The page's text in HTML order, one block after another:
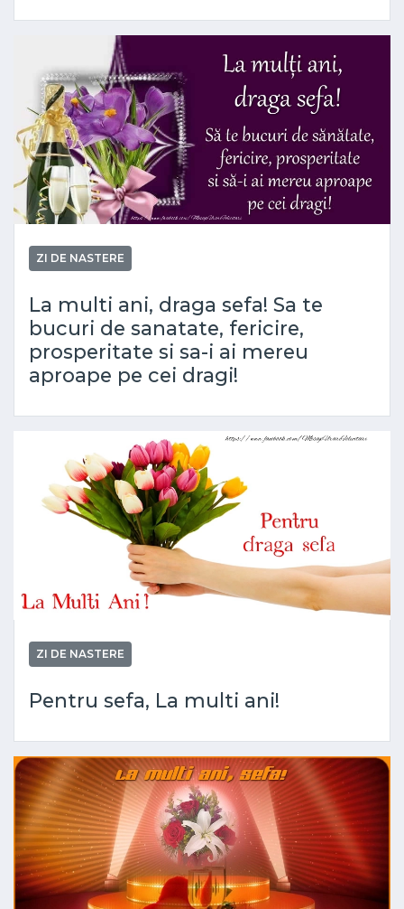
ZI DE NASTERE
La multi ani, draga sefa! Sa te
bucuri de sanatate, fericire,
prosperitate si sa-i ai mereu
aproape pe cei dragi!
ZI DE NASTERE
Pentru sefa, La multi ani!